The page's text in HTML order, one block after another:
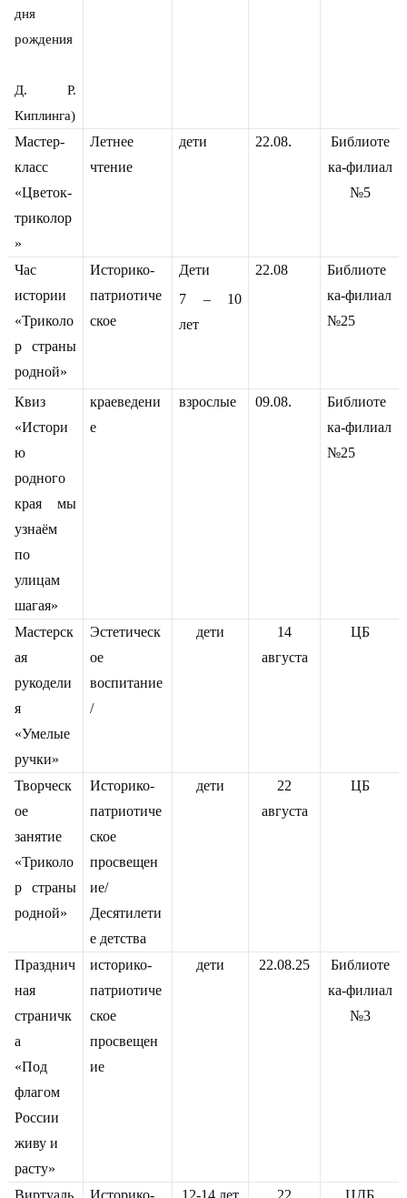
дня
рождения
Д. Р.
Киплинга)
Мастер-
класс
«Цветок-
триколор
»
Летнее
чтение
дети 22.08.
Библиоте
ка-филиал
№5
Час
истории
«Триколо
р страны
родной»
Историко-
патриотиче
ское
Дети
7 – 10
лет
22.08
Библиоте
ка-филиал
№25
Квиз
«Истори
ю
родного
края мы
узнаём
по
улицам
шагая»
краеведени
е
взрослые 09.08.
Библиоте
ка-филиал
№25
Мастерск
ая
рукодели
я
«Умелые
ручки»
Эстетическ
ое
воспитание
/
дети
14
августа
ЦБ
Творческ
ое
занятие
«Триколо
р страны
родной»
Историко-
патриотиче
ское
просвещен
ие/
Десятилети
е детства
дети
22
августа
ЦБ
Празднич
ная
страничк
а
«Под
флагом
России
живу и
расту»
историко-
патриотиче
ское
просвещен
ие
дети 22.08.25
Библиоте
ка-филиал
№3
Виртуаль
Историко-
12-14 лет
22
ЦДБ